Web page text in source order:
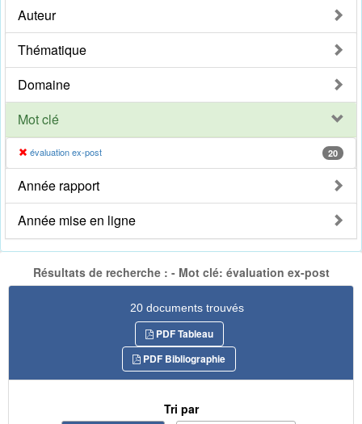
Auteur
Thématique
Domaine
Mot clé
évaluation ex-post 20
Année rapport
Année mise en ligne
Résultats de recherche : - Mot clé: évaluation ex-post
20 documents trouvés
PDF Tableau
PDF Bibliographie
Tri par